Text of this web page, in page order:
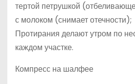
тертой петрушкой
с молоком (снимает отечности);
Протирания делают утром по
каждом участке.
Компресс на шалфее